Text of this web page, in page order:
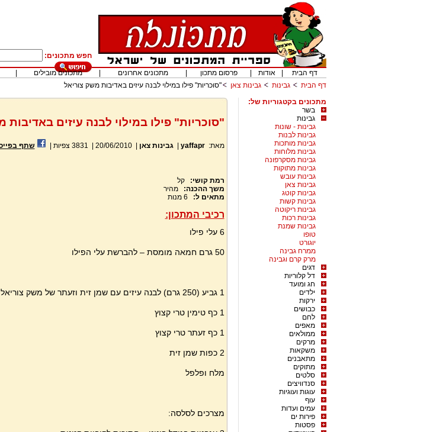
חפש מתכונים:
דף הבית
אודות פרסום מתכון מתכונים אחרונים מתכונים מובילים
דף הבית
גבינות גבינות צאן
"סוכריות" פילו במילוי לבנה עיזים באדיבות משק צוריאל
מתכונים בקטגוריות של:
בשר
גבינות
גבינות - שונות
גבינות לבנות
גבינות מותכות
גבינות מלוחות
גבינות מסקרפונה
גבינות מתוקות
גבינות עובש
גבינות צאן
גבינות קוטג
גבינות קשות
גבינות ריקוטה
גבינות רכות
גבינות שמנת
טופו
יוגורט
ממרח גבינה
מרק קרם וגבינה
דגים
דל קלוריות
חג ומועד
ילדים
ירקות
כבושים
לחם
מאפים
ממולאים
מרקים
משקאות
מתאבנים
מתוקים
סלטים
סנדוויצים
עוגות ועוגיות
עוף
עמים ועדות
פירות ים
פסטות
"סוכריות" פילו במילוי לבנה עיזים באדיבות
מאת: yaffapr
|גבינות צאן |
20/06/2010
3831 צפיות שתף
רמת קושי:
קל
משך ההכנה:
מהיר
מתאים ל:
6 מנות
רכיבי המתכון:
6 עלי פילו
50 גרם חמאה מומסת – להברשת עלי הפילו
1 גביע (250 גרם) לבנה עיזים עם שמן זית וזעתר של משק צוריאל
1 כף טימין טרי קצוץ
1 כף זעתר טרי קצוץ
2 כפות שמן זית
מלח ופלפל
מצרכים לסלסה: